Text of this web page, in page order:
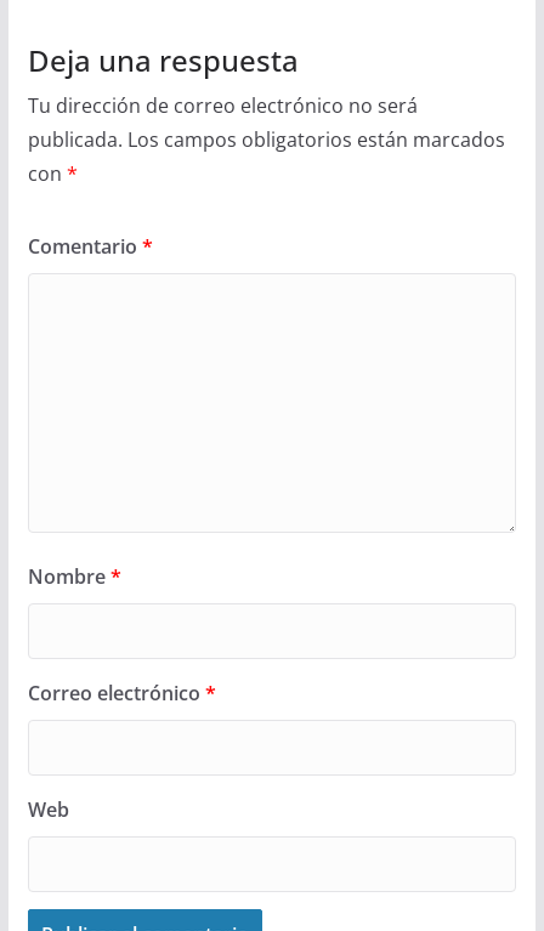
Deja una respuesta
Tu dirección de correo electrónico no será
publicada. Los campos obligatorios están marcados
con *
Comentario *
Nombre*
Correo electrónico *
Web